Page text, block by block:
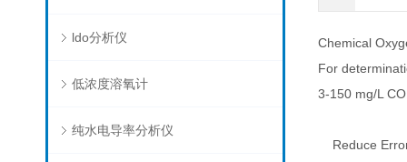
ldo分析仪
低浓度溶氧计
纯水电导率分析仪
Chemical
For
3-150 mg/L
Reduce